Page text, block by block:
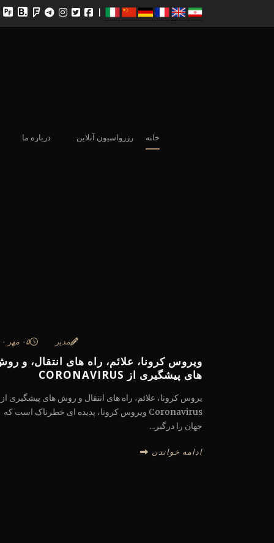
خانه رزرواسیون آنلاین درباره ما
۰۵ مهر ۱۴۰۰ مدیر
ویروس کرونا، علائم، راه های انتقال، و
های پیشگیری از CORONAVIRUS
یروس کرونا، علائم، راه های انتقال و روش های پیشگیری از
Coronavirus ویروس کرونا، پدیده ای خطرناک است که
جهان را درگیر...
ادامه خواندن